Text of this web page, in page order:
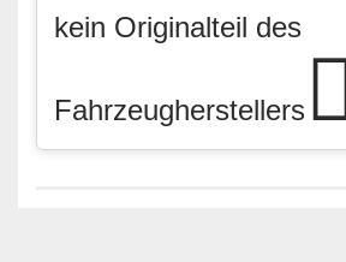
kein Originalteil des
Fahrzeugherstellers